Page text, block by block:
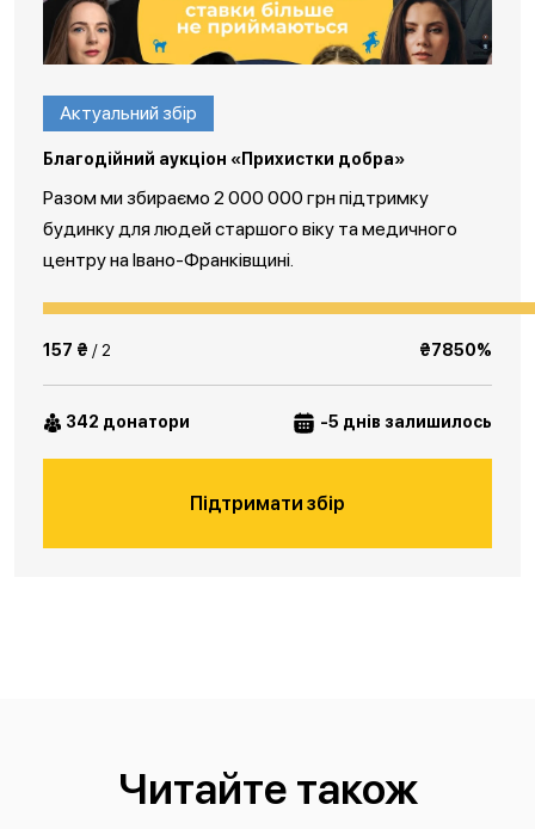
Актуальний збір
Благодійний аукціон «Прихистки добра»
Разом ми збираємо 2 000 000 грн підтримку
будинку для людей старшого віку та медичного
центру на Івано-Франківщині.
157 ₴ / 2 ₴7850%
342 донатори -5 днів залишилось
Підтримати збір
Читайте також